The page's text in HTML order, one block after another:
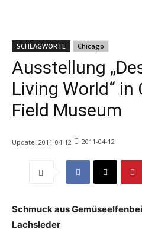
SCHLAGWORTE Chicago
Ausstellung
Living World“ in
Field Museum
Update: 2011-04-12 2011-04-12
Schmuck aus
Lachsleder